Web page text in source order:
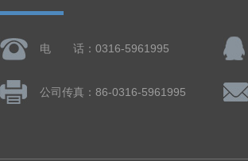
电 话：0316-5961995
公司传真：86-0316-5961995